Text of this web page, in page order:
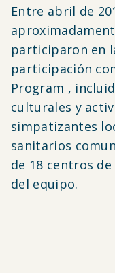
Entre abril de
participaron en
participación
Program ,
culturales y
simpatizantes
sanitarios
de 18 centros
del equipo.